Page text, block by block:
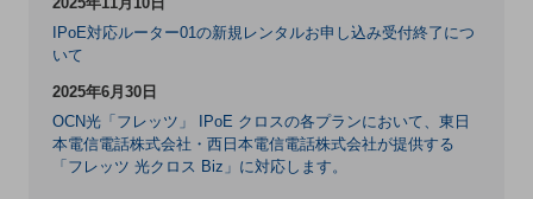
業務支援・マーケティング
課題・ニーズで探す
課題・ニーズで探すTOP
コミュニケーション・情報共有
IPoE対応ルーター01の新規レンタルお申し込み受付終了につ
いて
2025年6月30日
OCN光「フレッツ」 IPoE クロスの各プランにおいて、東日
本電信電話株式会社・西日本電信電話株式会社が提供する
「フレッツ 光クロス Biz」に対応します。